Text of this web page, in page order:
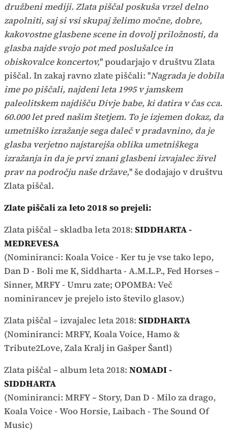
družbeni mediji. Zlata piščal poskuša vrzel delno
zapolniti, saj si vsi skupaj želimo močne, dobre,
kakovostne glasbene scene in dovolj priložnosti, da
glasba najde svojo pot med poslušalce in
obiskovalce koncertov,'' poudarjajo v društvu Zlata
piščal. In zakaj ravno zlate piščali: ''Nagrada je dobila
ime po piščali, najdeni leta 1995 v jamskem
paleolitskem najdišču Divje babe, ki datira v čas cca.
60.000 let pred našim štetjem. To je izjemen dokaz, da
umetniško izražanje sega daleč v pradavnino, da je
glasba verjetno najstarejša oblika umetniškega
izražanja in da je prvi znani glasbeni izvajalec živel
prav na področju naše države,'' še dodajajo v društvu
Zlata piščal.
Zlate piščali za leto 2018 so prejeli:
Zlata piščal – skladba leta 2018: SIDDHARTA -
MEDREVESA
(Nominiranci: Koala Voice - Ker tu je vse tako lepo,
Dan D - Boli me K, Siddharta - A.M.L.P., Fed Horses –
Sinner, MRFY - Umru zate; OPOMBA: Več
nominirancev je prejelo isto število glasov.)
Zlata piščal – izvajalec leta 2018: SIDDHARTA
(Nominiranci: MRFY, Koala Voice, Hamo &
Tribute2Love, Zala Kralj in Gašper Šantl)
Zlata piščal – album leta 2018: NOMADI -
SIDDHARTA
(Nominiranci: MRFY – Story, Dan D - Milo za drago,
Koala Voice - Woo Horsie, Laibach - The Sound Of
Music)